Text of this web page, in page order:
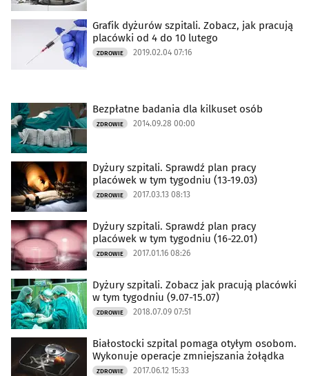
Grafik dyżurów szpitali. Zobacz, jak pracują
placówki od 4 do 10 lutego
ZDROWIE 2019.02.04 07:16
Bezpłatne badania dla kilkuset osób
ZDROWIE 2014.09.28 00:00
Dyżury szpitali. Sprawdź plan pracy
placówek w tym tygodniu (13-19.03)
ZDROWIE 2017.03.13 08:13
Dyżury szpitali. Sprawdź plan pracy
placówek w tym tygodniu (16-22.01)
ZDROWIE 2017.01.16 08:26
Dyżury szpitali. Zobacz jak pracują placówki
w tym tygodniu (9.07-15.07)
ZDROWIE 2018.07.09 07:51
Białostocki szpital pomaga otyłym osobom.
Wykonuje operacje zmniejszania żołądka
ZDROWIE 2017.06.12 15:33